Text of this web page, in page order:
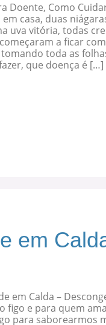
Doente, Como
casa, duas
uva vitória, todas
a ficar
toda as
que doença é […]
em
em Calda –
figo e para quem
para saborearmos